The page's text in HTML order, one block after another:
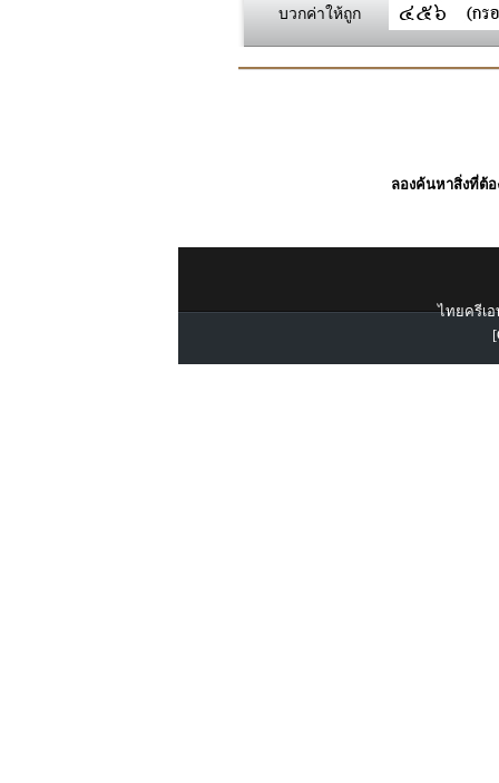
บวกค่าให้ถูก
ลองค้นหาสิ่งที่ต้อ
ไทยครีเอ
[